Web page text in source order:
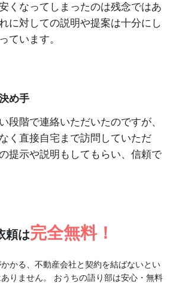
くなってしまったのは残念ではあ
に対しての説明や提案は十分にし
ています。
め手
段階で連絡いただいたのですが、
く直接自宅まで訪問していただ
提示や説明もしてもらい、信頼で
頼は完全無料！
かる、不動産会社と契約を結ばないとい
りません。 おうちの語り部は安心・無料